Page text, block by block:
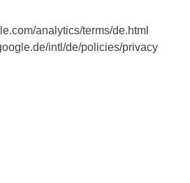
analytics/terms/de.html
intl/de/policies/privacy